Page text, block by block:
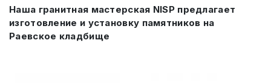
Наша гранитная мастерская NISP предлагает
изготовление и установку памятников на
Раевское кладбище